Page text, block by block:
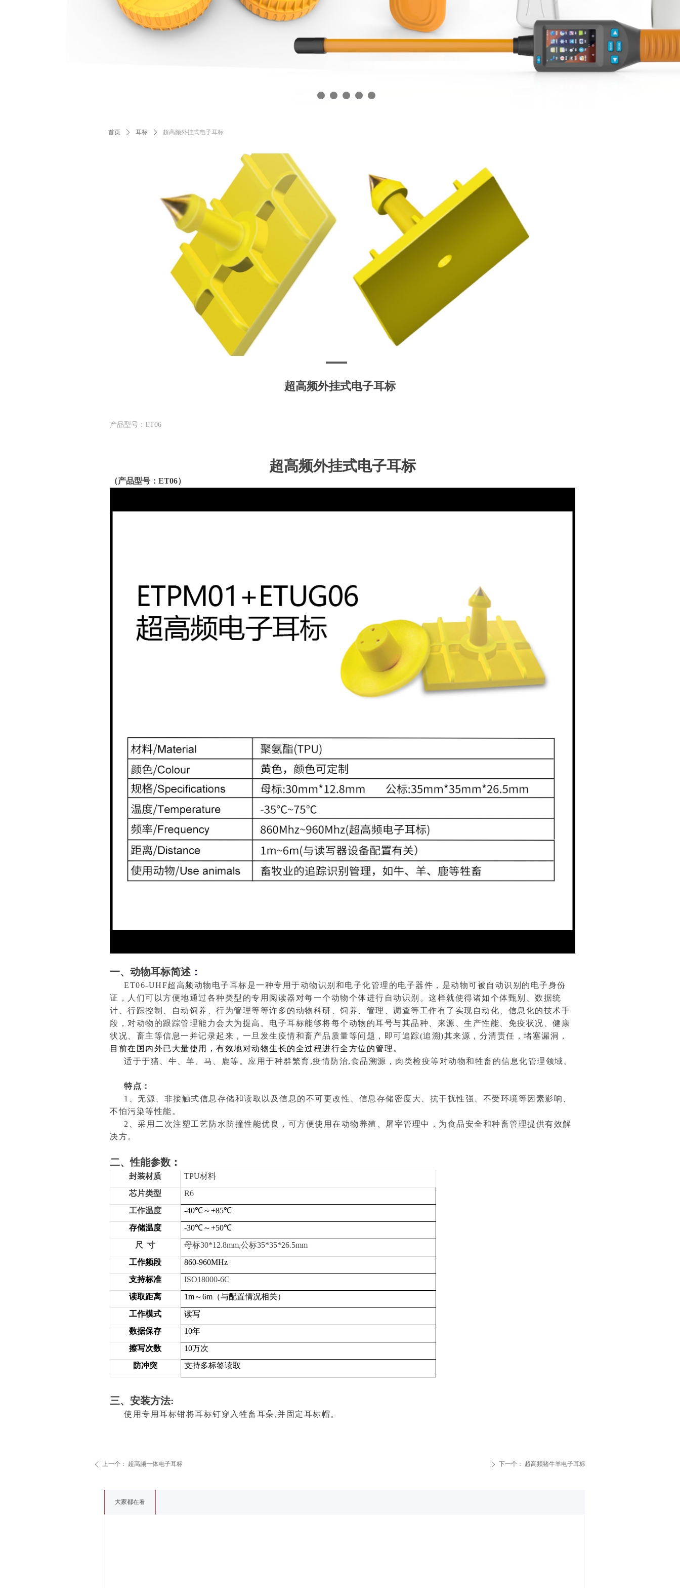
首页 ꄲ 耳标 ꄲ 超高频外挂式电子耳标
超高频外挂式电子耳标
产品型号：ET06
大家都在看
ꄴ 上一个： 超高频一体电子耳标 ꄲ 下一个： 超高频猪牛羊电子耳标
超高频外挂式电子耳标
（产品型号：ET06）
一、动物耳标简述 ：
ET06-UHF超高频动物电子耳标是一种专用于动物识别和电子化管理的电子器件，是动物可被自动识别的电子身份
证，人们可以方便地通过各种类型的专用阅读器对每一个动物个体进行自动识别。这样就使得诸如个体甄别、数据统
计、行踪控制、自动饲养、行为管理等等许多的动物科研、饲养、管理、调查等工作有了实现自动化、信息化的技术手
段，对动物的跟踪管理能力会大为提高。电子耳标能够将每个动物的耳号与其品种、来源、生产性能、免疫状况、健康
状况、畜主等信息一并记录起来，一旦发生疫情和畜产品质量等问题，即可追踪(追溯)其来源，分清责任，堵塞漏洞，
目前在国内外已大量使用，有效地对动物生长的全过程进行全方位的管理。
适于于猪、牛、羊、马、鹿等。应用于种群繁育,疫情防治,食品溯源，肉类检疫等对动物和牲畜的信息化管理领域。
特点：
1、无源、非接触式信息存储和读取以及信息的不可更改性、信息存储密度大、抗干扰性强、不受环境等因素影响、
不怕污染等性能。
2、采用二次注塑工艺防水防撞性能优良，可方便使用在动物养殖、屠宰管理中，为食品安全和种畜管理提供有效解
决方。
二、性能参数：
封装材质 TPU材料
芯片类型
R6
工作温度
-40℃～+85℃
存储温度
-30℃～+50℃
尺 寸
母标30*12.8mm,公标35*35*26.5mm
工作频段
860-960MHz
支持标准
ISO18000-6C
读取距离
1m～6m（与配置情况相关）
工作模式
读写
数据保存
10年
擦写次数
10万次
防冲突
支持多标签读取
三、安装方法:
使用专用耳标钳将耳标钉穿入牲畜耳朵,并固定耳标帽。